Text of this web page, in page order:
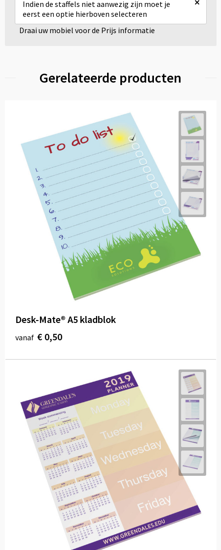
Indien de staffels niet aanwezig zijn moet je
eerst een optie hierboven selecteren
Draai uw mobiel voor de Prijs informatie
Gerelateerde producten
Desk-Mate® A5 kladblok
vanaf € 0,50